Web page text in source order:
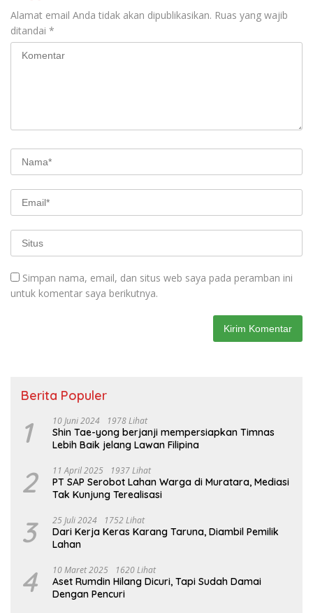
Alamat email Anda tidak akan dipublikasikan. Ruas yang wajib
ditandai *
Simpan nama, email, dan situs web saya pada peramban ini
untuk komentar saya berikutnya.
Berita Populer
1 10 Juni 2024 1978 Lihat
Shin Tae-yong berjanji mempersiapkan Timnas
Lebih Baik jelang Lawan Filipina
2 11 April 2025 1937 Lihat
PT SAP Serobot Lahan Warga di Muratara, Mediasi
Tak Kunjung Terealisasi
3 25 Juli 2024 1752 Lihat
Dari Kerja Keras Karang Taruna, Diambil Pemilik
Lahan
4 10 Maret 2025 1620 Lihat
Aset Rumdin Hilang Dicuri, Tapi Sudah Damai
Dengan Pencuri